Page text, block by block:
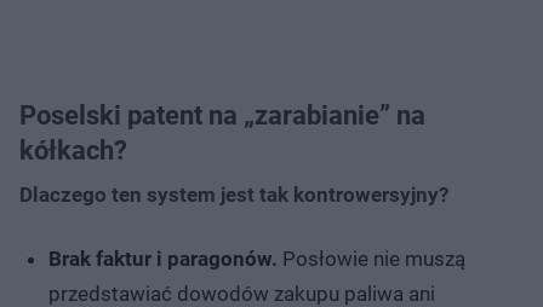
Poselski patent na „zarabianie” na
kółkach?
Dlaczego ten system jest tak kontrowersyjny?
Brak faktur i paragonów. Posłowie nie muszą
przedstawiać dowodów zakupu paliwa ani